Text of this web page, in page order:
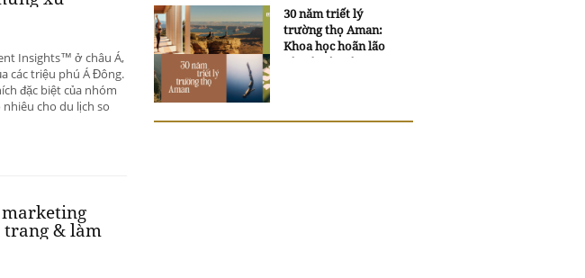
du
Insights™ ở châu Á,
các triệu phú Á Đông.
đặc biệt của nhóm
cho du lịch so
& làm
30 năm triết lý
trường thọ Aman:
Khoa học hoãn lão
và trí tuệ ngàn xưa